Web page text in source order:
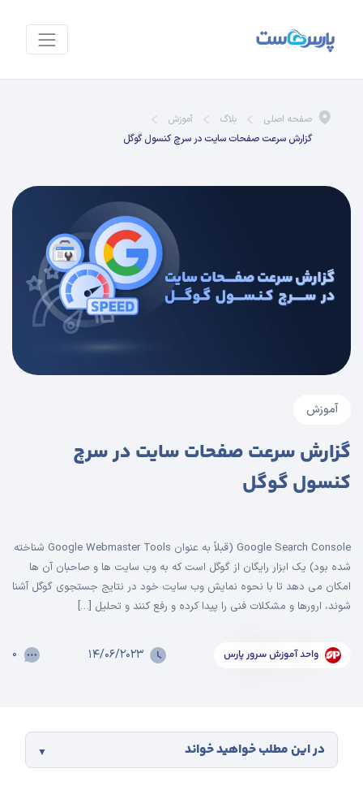
صفحه اصلی بلاگ
آموزش
گزارش سرعت صفحات سایت در سرچ کنسول گوگل
آموزش
گزارش سرعت صفحات سایت در سرچ
کنسول گوگل
Google Search Console (قبلاً به عنوان Google Webmaster Tools شناخته
شده بود) یک ابزار رایگان از گوگل است که به وب سایت ها و صاحبان آن ها
امکان می دهد تا با نحوه نمایش وب سایت خود در نتایج جستجوی گوگل آشنا
شوند، ارورها و مشکلات فنی را پیدا کرده و رفع کنند و تحلیل […]
واحد آموزش سرور پارس ۱۴/۰۶/۲۰۲۳ ۰
در این مطلب خواهید خواند